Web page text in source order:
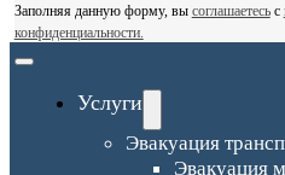
Заполняя данную форму, вы соглашаетесьс
конфиденциальности.
Toggle
Услуги
Эвакуация
Эвакуация